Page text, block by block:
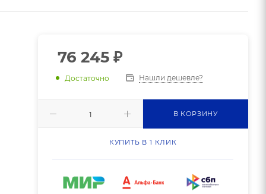
76 245₽
Достаточно Нашли дешевле?
В КОРЗИНУ
КУПИТЬ В 1 КЛИК